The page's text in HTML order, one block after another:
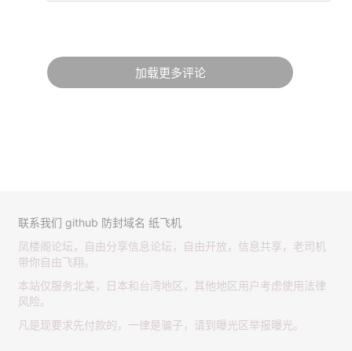
加载更多评论
联系我们 github 防封域名 纸飞机
凤楼阁论坛，自由分享信息论坛，自由开放，信息共享，老司机
带你自由飞翔。
本站仅服务北美，日本和台湾地区，其他地区用户考虑使用法律
风险。
凡是现要求先付款的，一律是骗子，请到曝光区举报曝光。